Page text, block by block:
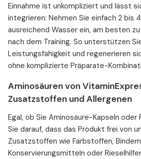
Einnahme ist unkompliziert und lässt
integrieren: Nehmen Sie einfach 2 bis
ausreichend Wasser ein, am besten
nach dem Training. So unterstützen
Leistungsfähigkeit und regenerieren
ohne komplizierte Präparate-
Aminosäuren von
Zusatzstoffen und Allergenen
Egal, ob Sie Aminosäure-Kapseln oder
Sie darauf, dass das Produkt frei von
Zusatzstoffen wie Farbstoffen,
Konservierungsmitteln oder